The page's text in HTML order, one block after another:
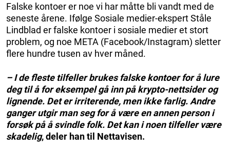
Falske kontoer er noe vi har måtte bli vandt med de
seneste årene. Ifølge Sosiale medier-ekspert Ståle
Lindblad er falske kontoer i sosiale medier et stort
problem, og noe META (Facebook/Instagram) sletter
flere hundre tusen av hver måned.
– I de fleste tilfeller brukes falske kontoer for å lure
deg til å for eksempel gå inn på krypto-nettsider og
lignende. Det er irriterende, men ikke farlig. Andre
ganger utgir man seg for å være en annen person i
forsøk på å svindle folk. Det kan i noen tilfeller være
skadelig, deler han til Nettavisen.